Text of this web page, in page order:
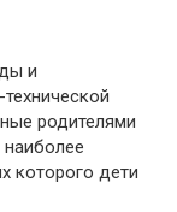
и
родителями
которого дети